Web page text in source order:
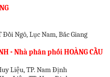
Đồi Ngô, Lục Nam, Bắc Giang
- Nhà phân phối HOÀNG CẦU
Liệu, TP. Nam Định